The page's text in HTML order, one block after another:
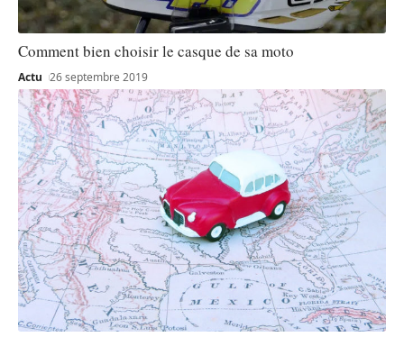
Comment bien choisir le casque de sa moto
Actu 26 septembre 2019